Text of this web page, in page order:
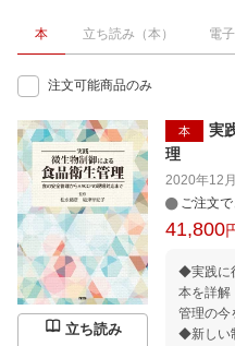
本 立ち読み（本） 電
注文可能商品のみ
立ち読み
本
実
理
2020年12
ご注文
41,800
◆実践に
本を詳
管理の今
◆新しい